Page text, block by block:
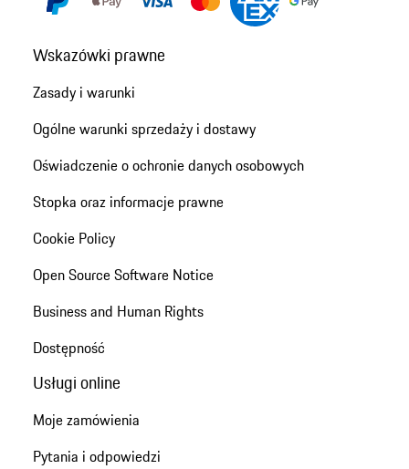
Wskazówki prawne
Zasady i warunki
Ogólne warunki sprzedaży i dostawy
Oświadczenie o ochronie danych osobowych
Stopka oraz informacje prawne
Cookie Policy
Open Source Software Notice
Business and Human Rights
Dostępność
Usługi online
Moje zamówienia
Pytania i odpowiedzi